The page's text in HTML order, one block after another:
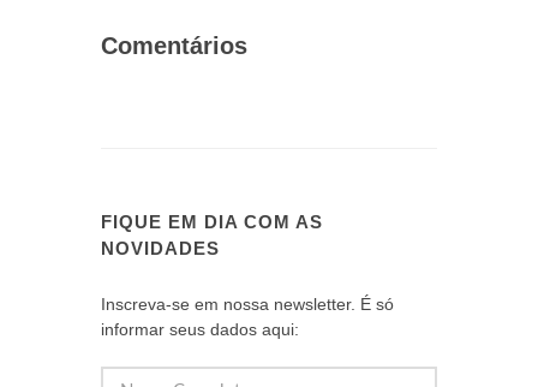
Comentários
FIQUE EM DIA COM AS
NOVIDADES
Inscreva-se em nossa newsletter. É só
informar seus dados aqui: